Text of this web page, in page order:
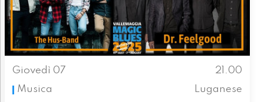
Giovedì 07
21.00
Musica
Luganese